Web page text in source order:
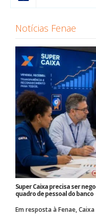
Notícias Fenae
Super Caixa precisa ser
quadro de pessoal do banco
Em resposta à Fenae,